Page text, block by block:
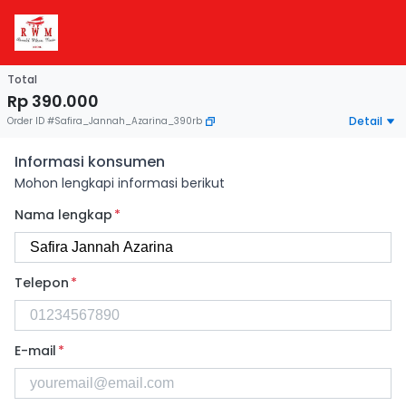
Total
Rp 390.000
Order ID #Safira_Jannah_Azarina_390rb Detail
Informasi konsumen
Mohon lengkapi informasi berikut
Nama lengkap *
Telepon *
E-mail *